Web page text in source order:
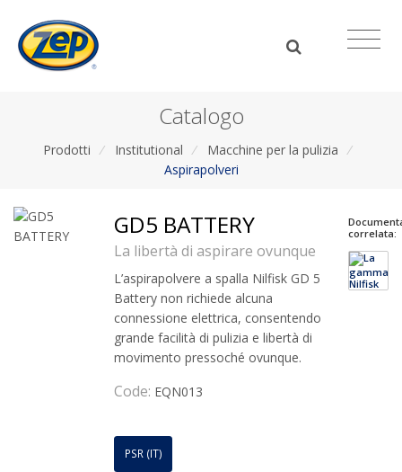
Catalogo
Prodotti / Institutional / Macchine per la pulizia /
Aspirapolveri
GD5 BATTERY
La libertà di aspirare ovunque
L’aspirapolvere a spalla Nilfisk GD 5
Battery non richiede alcuna
connessione elettrica, consentendo
grande facilità di pulizia e libertà di
movimento pressoché ovunque.
Code: EQN013
PSR (IT)
correlata: